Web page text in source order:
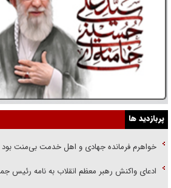
پربازدید ها
خواهرم فرمانده جهادی و اهل خدمت بی‌منت بود
ادعای واکنش رهبر معظم انقلاب به نامه رئیس